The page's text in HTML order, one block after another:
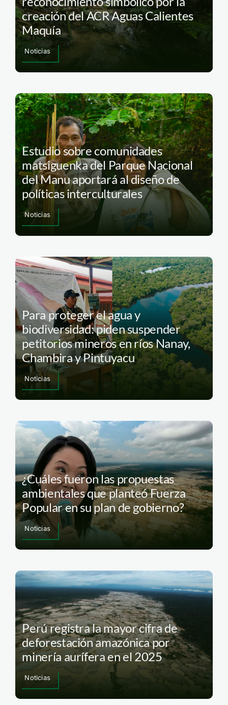
creación del ACR Aguas Calientes
Maquía
Noticias
Estudio sobre comunidades
matsiguenka del Parque Nacional
del Manu aportará al diseño de
políticas interculturales
Noticias
Para proteger el agua y
biodiversidad: piden suspender
petitorios mineros en ríos Nanay,
Chambira y Pintuyacu
Noticias
¿Cuáles fueron las propuestas
ambientales que planteó Fuerza
Popular en su plan de gobierno?
Noticias
Perú registra la mayor cifra de
deforestación amazónica por
minería aurífera en el 2025
Noticias